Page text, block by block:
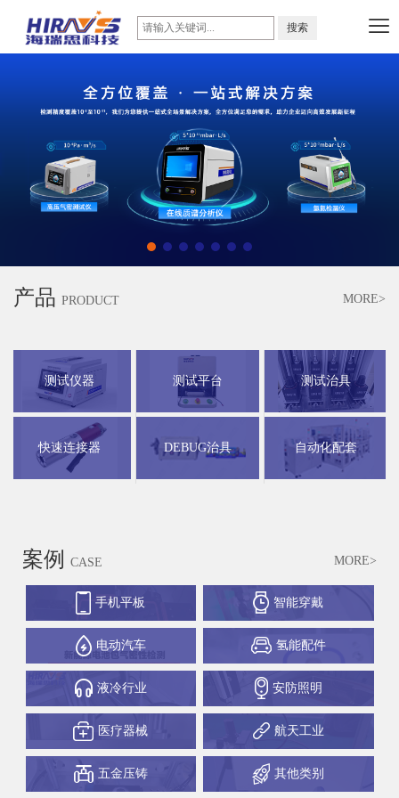
产品 PRODUCT MORE>
测试仪器 测试平台 测试治具
快速连接器 DEBUG治具 自动化配套
案例 CASE MORE>
手机平板 智能穿戴
电动汽车 氢能配件
液冷行业 安防照明
医疗器械 航天工业
五金压铸 其他类别